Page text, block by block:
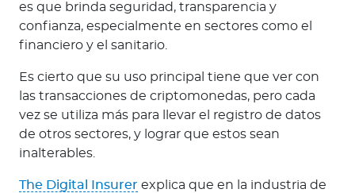
es que brinda seguridad, transparencia y
confianza, especialmente en sectores como el
financiero y el sanitario.
Es cierto que su uso principal tiene que ver con
las transacciones de criptomonedas, pero cada
vez se utiliza más para llevar el registro de datos
de otros sectores, y lograr que estos sean
inalterables.
The Digital Insurer explica que en la industria de